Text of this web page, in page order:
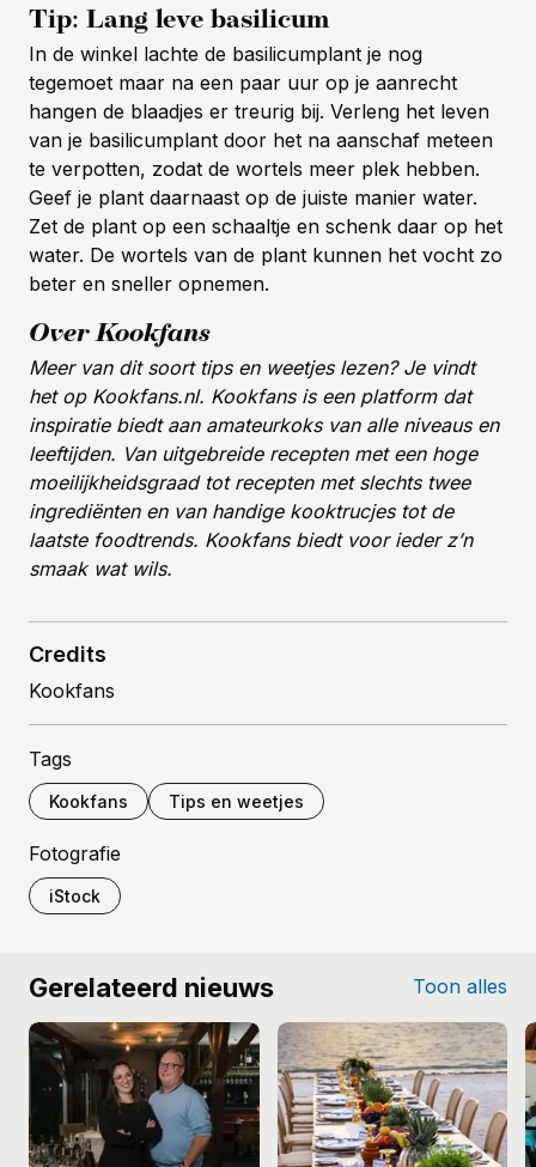
Tip: Lang leve basilicum
In de winkel lachte de basilicumplant je nog
tegemoet maar na een paar uur op je aanrecht
hangen de blaadjes er treurig bij. Verleng het leven
van je basilicumplant door het na aanschaf meteen
te verpotten, zodat de wortels meer plek hebben.
Geef je plant daarnaast op de juiste manier water.
Zet de plant op een schaaltje en schenk daar op het
water. De wortels van de plant kunnen het vocht zo
beter en sneller opnemen.
Over Kookfans
Meer van dit soort tips en weetjes lezen? Je vindt
het op Kookfans.nl. Kookfans is een platform dat
inspiratie biedt aan amateurkoks van alle niveaus en
leeftijden. Van uitgebreide recepten met een hoge
moeilijkheidsgraad tot recepten met slechts twee
ingrediënten en van handige kooktrucjes tot de
laatste foodtrends. Kookfans biedt voor ieder z’n
smaak wat wils.
Credits
Kookfans
Tags
Kookfans Tips en weetjes
Fotografie
iStock
Gerelateerd nieuws Toon alles